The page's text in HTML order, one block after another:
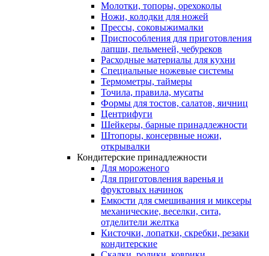
Молотки, топоры, орехоколы
Ножи, колодки для ножей
Прессы, соковыжималки
Приспособления для приготовления
лапши, пельменей, чебуреков
Расходные материалы для кухни
Специальные ножевые системы
Термометры, таймеры
Точила, правила, мусаты
Формы для тостов, салатов, яичниц
Центрифуги
Шейкеры, барные принадлежности
Штопоры, консервные ножи,
открывалки
Кондитерские принадлежности
Для мороженого
Для приготовления варенья и
фруктовых начинок
Емкости для смешивания и миксеры
механические, веселки, сита,
отделители желтка
Кисточки, лопатки, скребки, резаки
кондитерские